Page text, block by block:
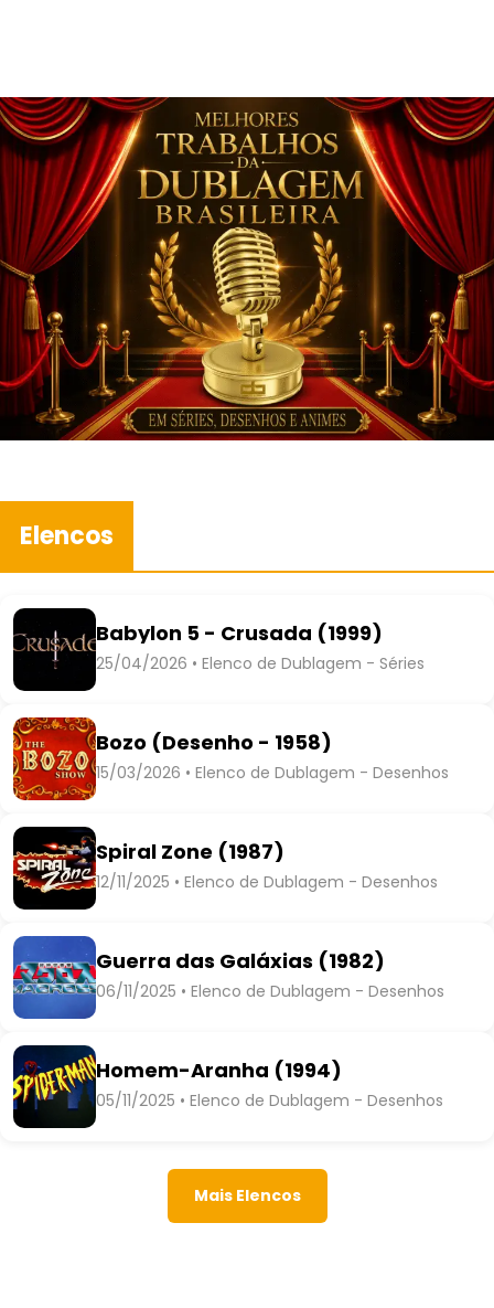
Elencos
Babylon 5 - Crusada (1999)
25/04/2026 • Elenco de Dublagem - Séries
Bozo (Desenho - 1958)
15/03/2026 • Elenco de Dublagem - Desenhos
Spiral Zone (1987)
12/11/2025 • Elenco de Dublagem - Desenhos
Guerra das Galáxias (1982)
06/11/2025 • Elenco de Dublagem - Desenhos
Homem-Aranha (1994)
05/11/2025 • Elenco de Dublagem - Desenhos
Mais Elencos